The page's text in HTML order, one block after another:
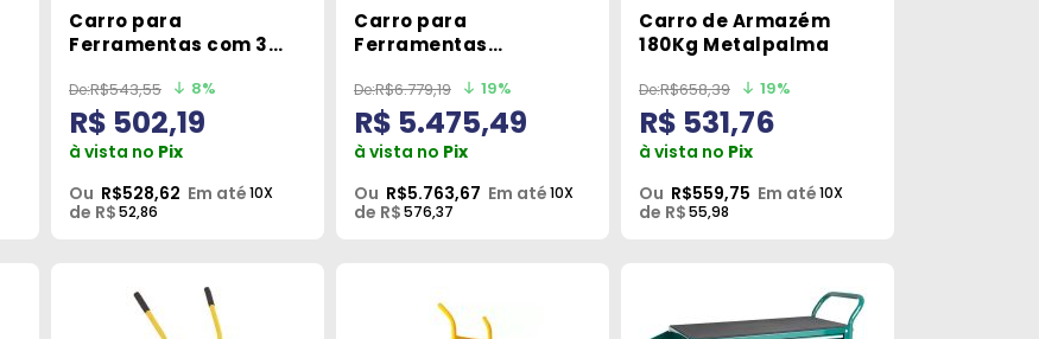
Carro para
Ferramentas com 3
R$543,55 8%
R$ 502,19
à vista no Pix
Ou R$528,62 Em até10X
de R$52,86
Carro para
Ferramentas
Gavetas Verde
ST95114G Sata
R$6.779,19 19%
R$ 5.475,49
à vista no Pix
Ou R$5.763,67 Em até10X
de R$576,37
Carro de Armazém
180Kg Metalpalma
R$658,39 19%
R$ 531,76
à vista no Pix
Ou R$559,75 Em até10X
de R$55,98